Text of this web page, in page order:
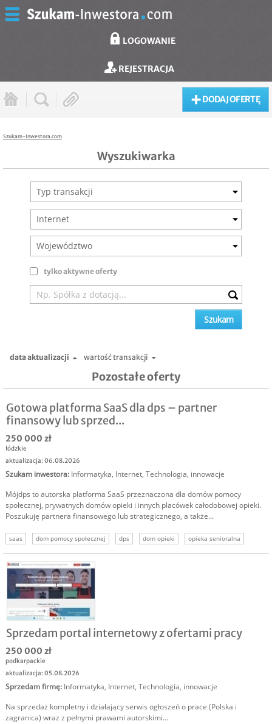
LOGOWANIE
REJESTRACJA
DODAJ OFERTĘ
Szukam-Inwestora.com
Wyszukiwarka
Typ transakcji
Internet
Województwo
tylko aktywne oferty
data aktualizacji wartość transakcji
Pozostałe oferty
Gotowa platforma SaaS dla dps – partner
finansowy lub sprzed...
250 000 zł
łódzkie
aktualizacja: 06.08.2026
Szukam inwestora: Informatyka, Internet, Technologia, innowacje
Mójdps to autorska platforma SaaS przeznaczona dla domów pomocy
społecznej, prywatnych domów opieki i innych placówek całodobowej opieki.
Poszukuję partnera finansowego lub strategicznego, a także...
saas dom pomocy społecznej dps dom opieki
opieka senioralna
system dla placówek
oprogramowanie medyczne
Sprzedam portal internetowy z ofertami pracy
250 000 zł
podkarpackie
aktualizacja: 05.08.2026
Sprzedam firmę: Informatyka, Internet, Technologia, innowacje
Na sprzedaż kompletny i działający serwis ogłoszeń o prace (Polska i
zagranica) wraz z pełnymi prawami autorskimi...